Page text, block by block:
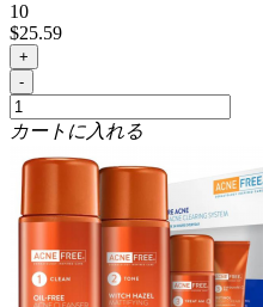
10
$25.59
+
-
カートに入れる